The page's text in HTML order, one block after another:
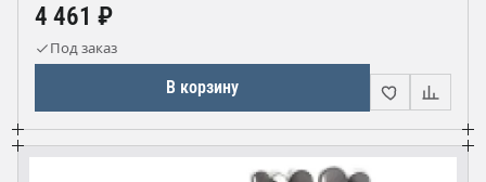
4 461 ₽
Под заказ
В корзину